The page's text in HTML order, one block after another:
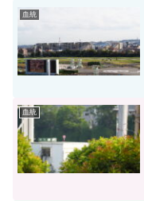
血統
血統